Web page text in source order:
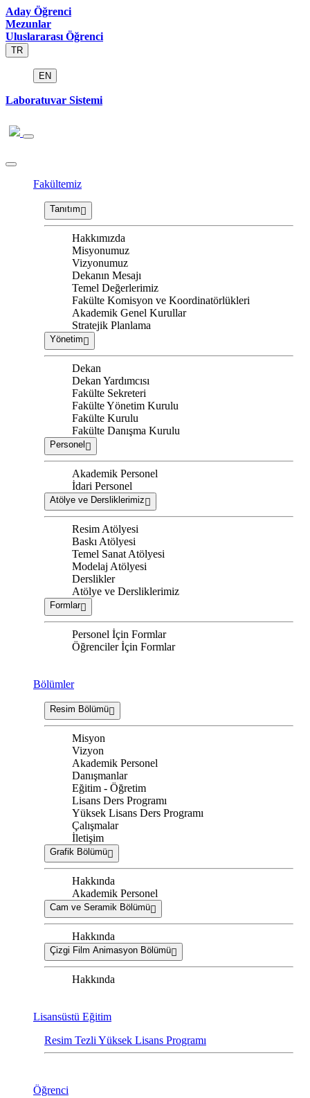
Aday Öğrenci
Mezunlar
Uluslararası Öğrenci
TR
EN
Laboratuvar Sistemi
Fakültemiz
Tanıtım
Hakkımızda
Misyonumuz
Vizyonumuz
Dekanın Mesajı
Temel Değerlerimiz
Fakülte Komisyon ve Koordinatörlükleri
Akademik Genel Kurullar
Stratejik Planlama
Yönetim
Dekan
Dekan Yardımcısı
Fakülte Sekreteri
Fakülte Yönetim Kurulu
Fakülte Kurulu
Fakülte Danışma Kurulu
Personel
Akademik Personel
İdari Personel
Atölye ve Dersliklerimiz
Resim Atölyesi
Baskı Atölyesi
Temel Sanat Atölyesi
Modelaj Atölyesi
Derslikler
Atölye ve Dersliklerimiz
Formlar
Personel İçin Formlar
Öğrenciler İçin Formlar
Bölümler
Resim Bölümü
Misyon
Vizyon
Akademik Personel
Danışmanlar
Eğitim - Öğretim
Lisans Ders Programı
Yüksek Lisans Ders Programı
Çalışmalar
İletişim
Grafik Bölümü
Hakkında
Akademik Personel
Cam ve Seramik Bölümü
Hakkında
Çizgi Film Animasyon Bölümü
Hakkında
Lisansüstü Eğitim
Resim Tezli Yüksek Lisans Programı
Öğrenci